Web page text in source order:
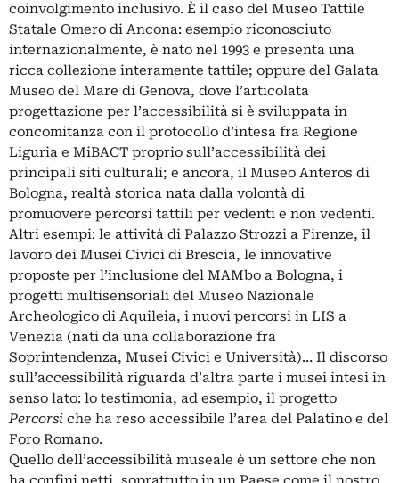
coinvolgimento inclusivo. È il caso del Museo Tattile
Statale Omero di Ancona: esempio riconosciuto
internazionalmente, è nato nel 1993 e presenta una
ricca collezione interamente tattile; oppure del Galata
Museo del Mare di Genova, dove l’articolata
progettazione per l’accessibilità si è sviluppata in
concomitanza con il protocollo d’intesa fra Regione
Liguria e MiBACT proprio sull’accessibilità dei
principali siti culturali; e ancora, il Museo Anteros di
Bologna, realtà storica nata dalla volontà di
promuovere percorsi tattili per vedenti e non vedenti.
Altri esempi: le attività di Palazzo Strozzi a Firenze, il
lavoro dei Musei Civici di Brescia, le innovative
proposte per l’inclusione del MAMbo a Bologna, i
progetti multisensoriali del Museo Nazionale
Archeologico di Aquileia, i nuovi percorsi in LIS a
Venezia (nati da una collaborazione fra
Soprintendenza, Musei Civici e Università)… Il discorso
sull’accessibilità riguarda d’altra parte i musei intesi in
senso lato: lo testimonia, ad esempio, il progetto
Percorsi che ha reso accessibile l’area del Palatino e del
Foro Romano.
Quello dell’accessibilità museale è un settore che non